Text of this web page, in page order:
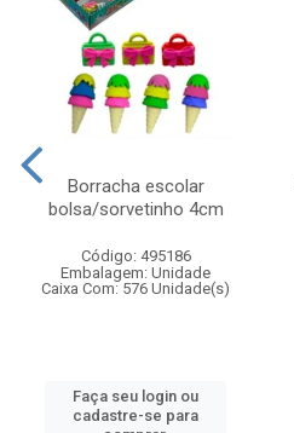
Borracha escolar
bolsa/sorvetinho 4cm
Código: 495186
Embalagem: Unidade
Caixa Com: 576 Unidade(s)
Faça seu login ou
cadastre-se para